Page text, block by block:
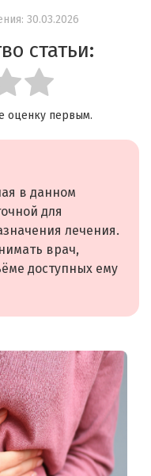
30.03.2026
статьи:
оценку первым.
в данном
для
лечения.
врач,
доступных ему